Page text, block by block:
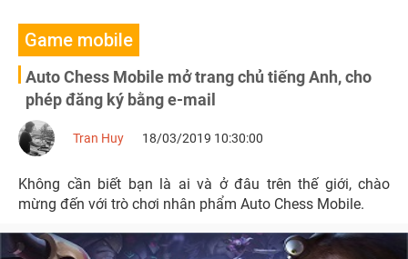
Game mobile
Auto Chess Mobile mở trang chủ tiếng Anh, cho
phép đăng ký bằng e-mail
Tran Huy 18/03/2019 10:30:00
Không cần biết bạn là ai và ở đâu trên thế giới, chào
mừng đến với trò chơi nhân phẩm Auto Chess Mobile.